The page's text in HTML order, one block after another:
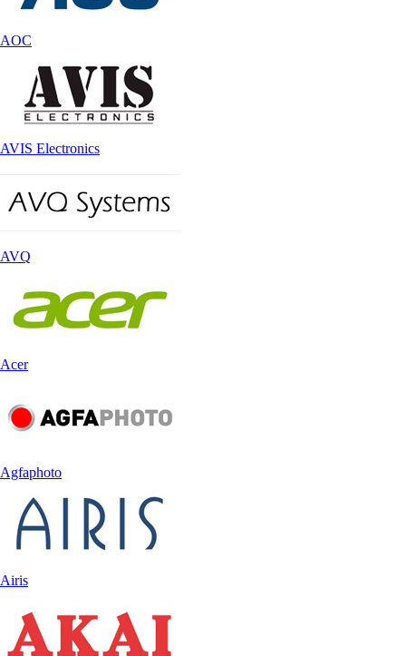
AOC
AVIS Electronics
AVQ
Acer
Agfaphoto
Airis